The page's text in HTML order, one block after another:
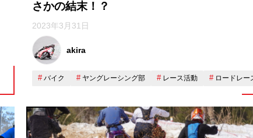
さかの結末！？
2023年3月31日
akira
バイク ヤングレーシング部 レース活動 ロードレー